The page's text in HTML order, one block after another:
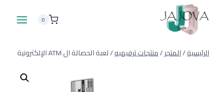
المحتوى
0
الرئيسية/المتجر/منتجات ترفيهيه/لعبة الحصالة ال ATM الإلكترونية